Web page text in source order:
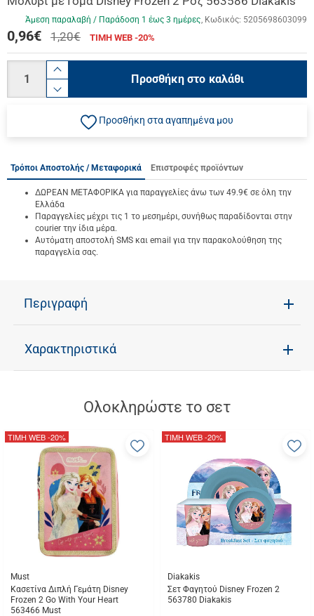
Άμεση παραλαβή / Παράδoση 1 έως 3 ημέρες Κωδικός: 5205698603099
0,96€ 1,20€ ΤΙΜΗ WEB -20%
product.increase.quantity
product.decrease.quantity
Προσθήκη στο καλάθι
Προσθήκη στα αγαπημένα μου
Τρόποι Αποστολής / Μεταφορικά Επιστροφές προϊόντων
ΔΩΡΕΑΝ ΜΕΤΑΦΟΡΙΚΑ για παραγγελίες άνω των 49.9€ σε όλη την
Ελλάδα
Παραγγελίες μέχρι τις 1 το μεσημέρι, συνήθως παραδίδονται στην
courier την ίδια μέρα.
Αυτόματη αποστολή SMS και email για την παρακολούθηση της
παραγγελία σας.
Περιγραφή
Χαρακτηριστικά
Ολοκληρώστε το σετ
Must
Κασετίνα Διπλή Γεμάτη Disney
Frozen 2 Go With Your Heart
563466 Must
ΤΙΜΗ WEB-20%
Προσθήκη
αγαπημένα
Diakakis
Σετ Φαγητού Disney Frozen 2
563780 Diakakis
ΤΙΜΗ WEB-20%